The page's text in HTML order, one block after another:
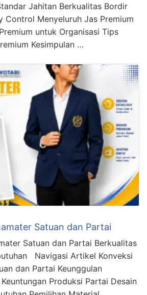
Jahitan Berkualitas Bordir
Control Menyeluruh Jas Premium
untuk Organisasi Tips
Kesimpulan …
Satuan dan Partai
Satuan dan Partai Berkualitas
Navigasi Artikel Konveksi
dan Partai Keunggulan
Produksi Partai Desain